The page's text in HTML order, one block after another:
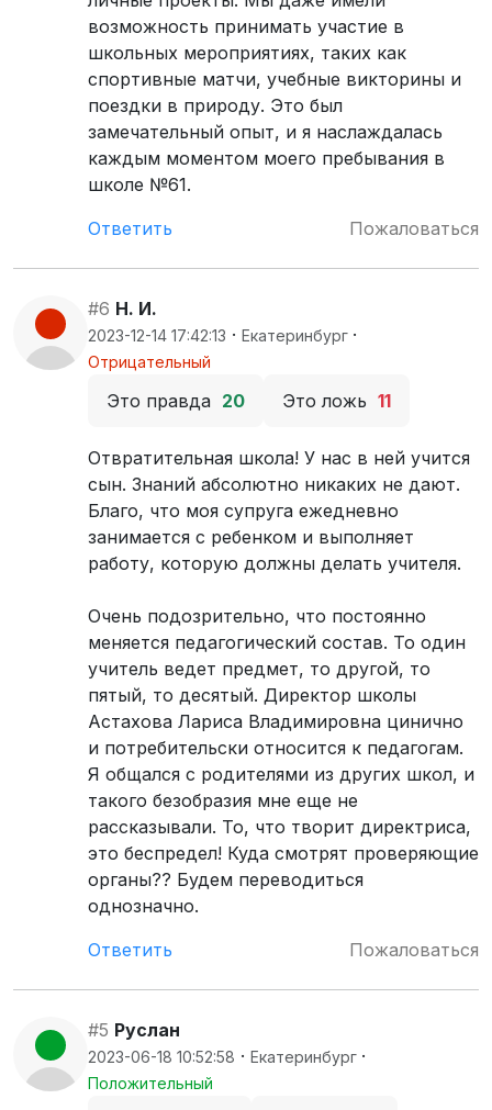
возможность принимать участие в
школьных мероприятиях, таких как
спортивные матчи, учебные викторины и
поездки в природу. Это был
замечательный опыт, и я наслаждалась
каждым моментом моего пребывания в
школе №61.
Ответить
Пожаловаться
#6 Н. И.
2023-12-14 17:42:13 · Екатеринбург ·
Отрицательный
Это правда 20 Это ложь 11
Отвратительная школа! У нас в ней учится
сын. Знаний абсолютно никаких не дают.
Благо, что моя супруга ежедневно
занимается с ребенком и выполняет
работу, которую должны делать учителя.
Очень подозрительно, что постоянно
меняется педагогический состав. То один
учитель ведет предмет, то другой, то
пятый, то десятый. Директор школы
Астахова Лариса Владимировна цинично
и потребительски относится к педагогам.
Я общался с родителями из других школ, и
такого безобразия мне еще не
рассказывали. То, что творит директриса,
это беспредел! Куда смотрят проверяющие
органы?? Будем переводиться
однозначно.
Ответить
Пожаловаться
#5 Руслан
2023-06-18 10:52:58 · Екатеринбург ·
Положительный